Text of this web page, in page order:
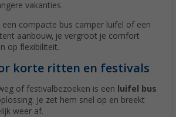
vakanties.
compacte bus camper luifel of een
aanbouw, je vergroot je comfort
op flexibiliteit.
korte ritten en festivals
of festivalbezoeken is een
luifel bus
Je zet hem snel op en breekt
weer af.